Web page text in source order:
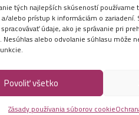
tých najlepších skúseností
alebo prístup k informáciám o
údaje, ako je správanie pri
alebo odvolanie súhlasu môže
Povoliť všetko
Zásady používania súborov cookie